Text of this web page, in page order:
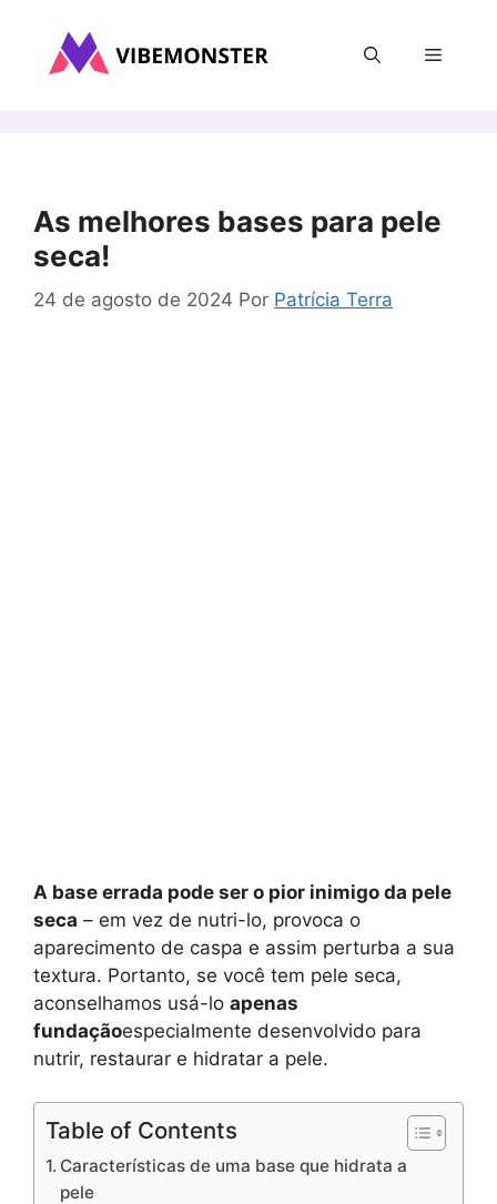
Menu
As melhores bases para pele
seca!
24 de agosto de 2024 Por Patrícia Terra
A base errada pode ser o pior inimigo da pele
seca – em vez de nutri-lo, provoca o
aparecimento de caspa e assim perturba a sua
textura. Portanto, se você tem pele seca,
aconselhamos usá-lo apenas
fundaçãoespecialmente desenvolvido para
nutrir, restaurar e hidratar a pele.
Table of Contents
Características de uma base que hidrata a
pele